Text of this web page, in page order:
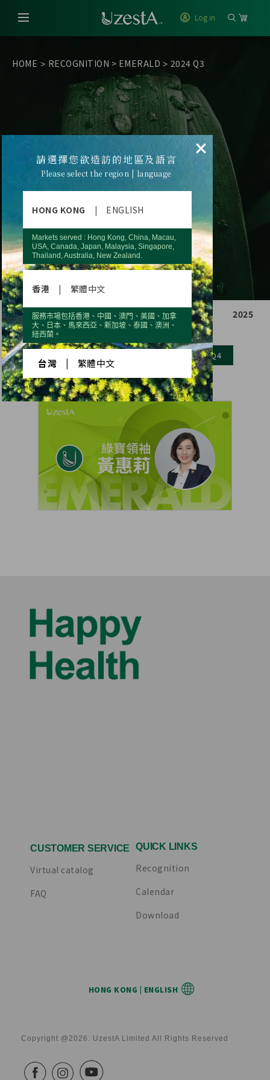
Log in
HOME > RECOGNITION > EMERALD > 2024 Q3
2021 2022 2023 2024 2025
Q4
CUSTOMER SERVICE
Virtual catalog
FAQ
QUICK LINKS
Recognition
Calendar
Download
HONG KONG | ENGLISH
Copyright @2026. UzestA Limited All Rights Reserved
×
請選擇您欲造訪的地區及語言
Please select the region | language
HONG KONG | ENGLISH
Markets served : Hong Kong, China, Macau,
USA, Canada, Japan, Malaysia, Singapore,
Thailand, Australia, New Zealand.
香港 | 繁體中文
服務市場包括香港、中國、澳門、美國、加拿
大、日本、馬來西亞、新加坡、泰國、澳洲、
紐西蘭。
台灣 繁體中文